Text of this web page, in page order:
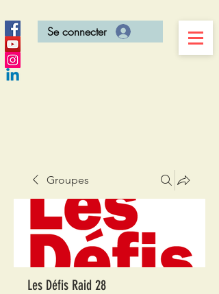
Se connecter
Groupes
Les Défis Raid 28